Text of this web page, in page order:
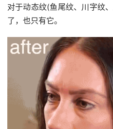
对于动态纹(鱼尾纹、川字纹
了，也只有它。